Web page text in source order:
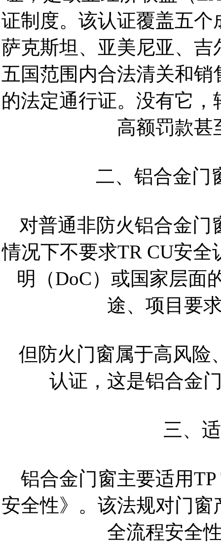
证制度。该认证覆盖五
萨克斯坦、亚美尼亚、
五国范围内合法清关和
的法定通行证。没有它
高额罚款甚
二、铝合金门
对普通非防火铝合金门
情况下不要求TR CU安
明（DoC）或国家层面
途、项目要
但防火门窗属于高风险
认证，这是铝合金
三、
铝合金门窗主要适用
安全性》。该法规对门
全流程安全